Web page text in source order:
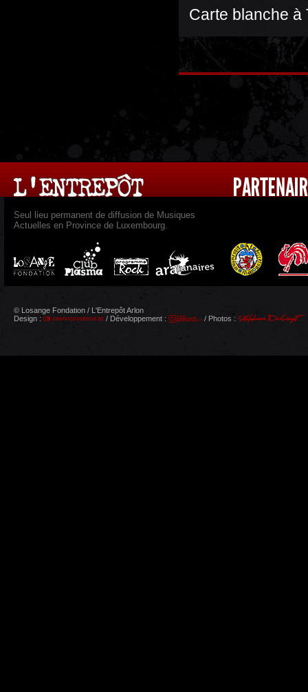
Carte blanche à
Seul lieu permanent de diffusion de Musiques
Actuelles en Province de Luxembourg.
© Losange Fondation / L'Entrepôt Arlon
Design :
/ Développement : / Photos :